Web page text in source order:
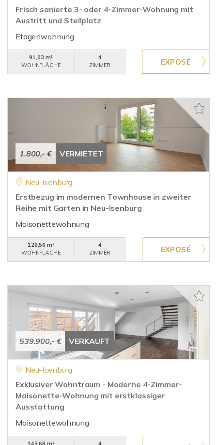
Frisch sanierte 3- oder 4-Zimmer-Wohnung mit
Austritt und Stellplatz
Etagenwohnung
91,03 m²
WOHNFLÄCHE
4
ZIMMER
1.800,- € VERMIETET
Neu-Isenburg
Erstbezug im modernen Townhouse in zweiter
Reihe mit Garten in Neu-Isenburg
Maisonettewohnung
126,56 m²
WOHNFLÄCHE
4
ZIMMER
539.900,- € VERKAUFT
Neu-Isenburg
Exklusiver Wohntraum - Moderne 4-Zimmer-
Maisonette-Wohnung mit erstklassiger
Ausstattung
Maisonettewohnung
143,68 m² 4